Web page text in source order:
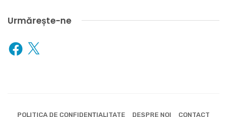
Urmărește-ne
Facebook
X
POLITICA DE CONFIDENȚIALITATE DESPRE NOI CONTACT